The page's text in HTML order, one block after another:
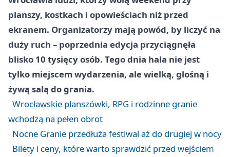
planszy, kostkach i opowieściach niż przed
ekranem. Organizatorzy mają powód, by liczyć na
duży ruch – poprzednia edycja przyciągnęła
blisko 10 tysięcy osób. Tego dnia hala nie jest
tylko miejscem wydarzenia, ale wielką, głośną i
żywą salą do grania.
Wrocławskie planszówki, RPG i rodzinne granie
wchodzą na pełen obrot
Nocne Granie przedłuża festiwal aż do drugiej w nocy
Bilety i ceny, które warto sprawdzić przed wejściem